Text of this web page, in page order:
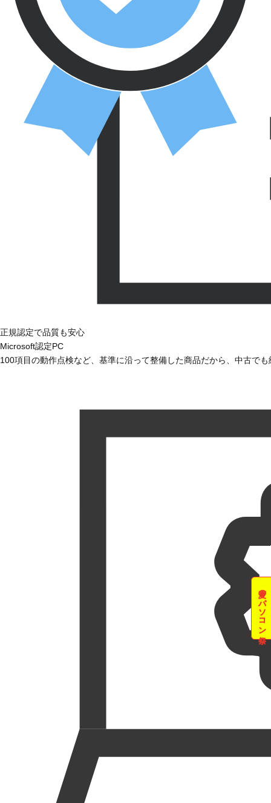
夏のパソコン祭
正規認定で品質も安心
Microsoft認定PC
100項目の動作点検など、基準に沿って整備した商品だから、中古で